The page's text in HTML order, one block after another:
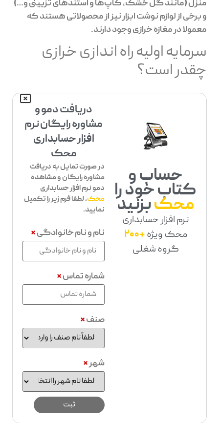
منزل (مانند گل خشک، کاپ‌ها و استندهای تزیینی و…)
و برخی از لوازم نوشت ابزار نیز از محصولاتی هستند که
معمولا در مغازه خرازی وجود دارند.
سرمایه اولیه راه اندازی خرازی
چقدر است؟
حساب و
کتاب خود را
محکبزنید
نرم افزار حسابداری
محک ویژه+200
گروه شغلی
دریافت دمو و
مشاوره رایگان نرم
افزار حسابداری
محک
در صورت تمایل به دریافت
مشاوره رایگان و مشاهده
دمو نرم افزار حسابداری
محک، لطفا فرم زیر را تکمیل
نمایید.
نام و نام خانوادگی*
شماره تماس*
صنف*
شهر*